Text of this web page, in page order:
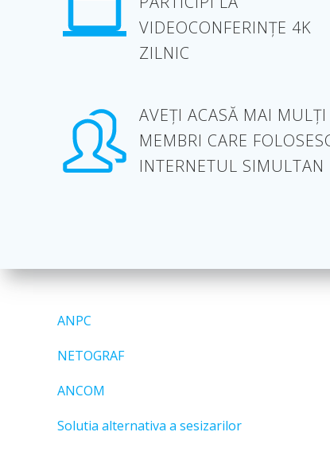
VIDEOCONFERINȚE 4K
ZILNIC
AVEȚI ACASĂ MAI MULȚI
MEMBRI CARE
INTERNETUL SIMULTAN
ANPC
NETOGRAF
ANCOM
Solutia alternativa a sesizarilor